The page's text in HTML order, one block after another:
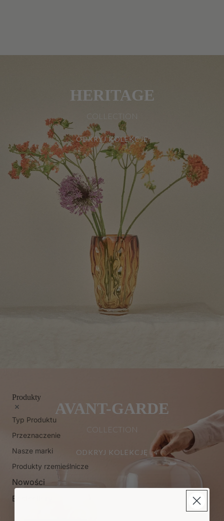
Produkty
Typ Produktu
Przeznaczenie
Nasze marki
Produkty rzemieślnicze
Nowości
Bestsellery
HERITAGE
COLLECTION
ODKRYJ KOLEKCJĘ
AVANT-GARDE
COLLECTION
ODKRYJ KOLEKCJĘ